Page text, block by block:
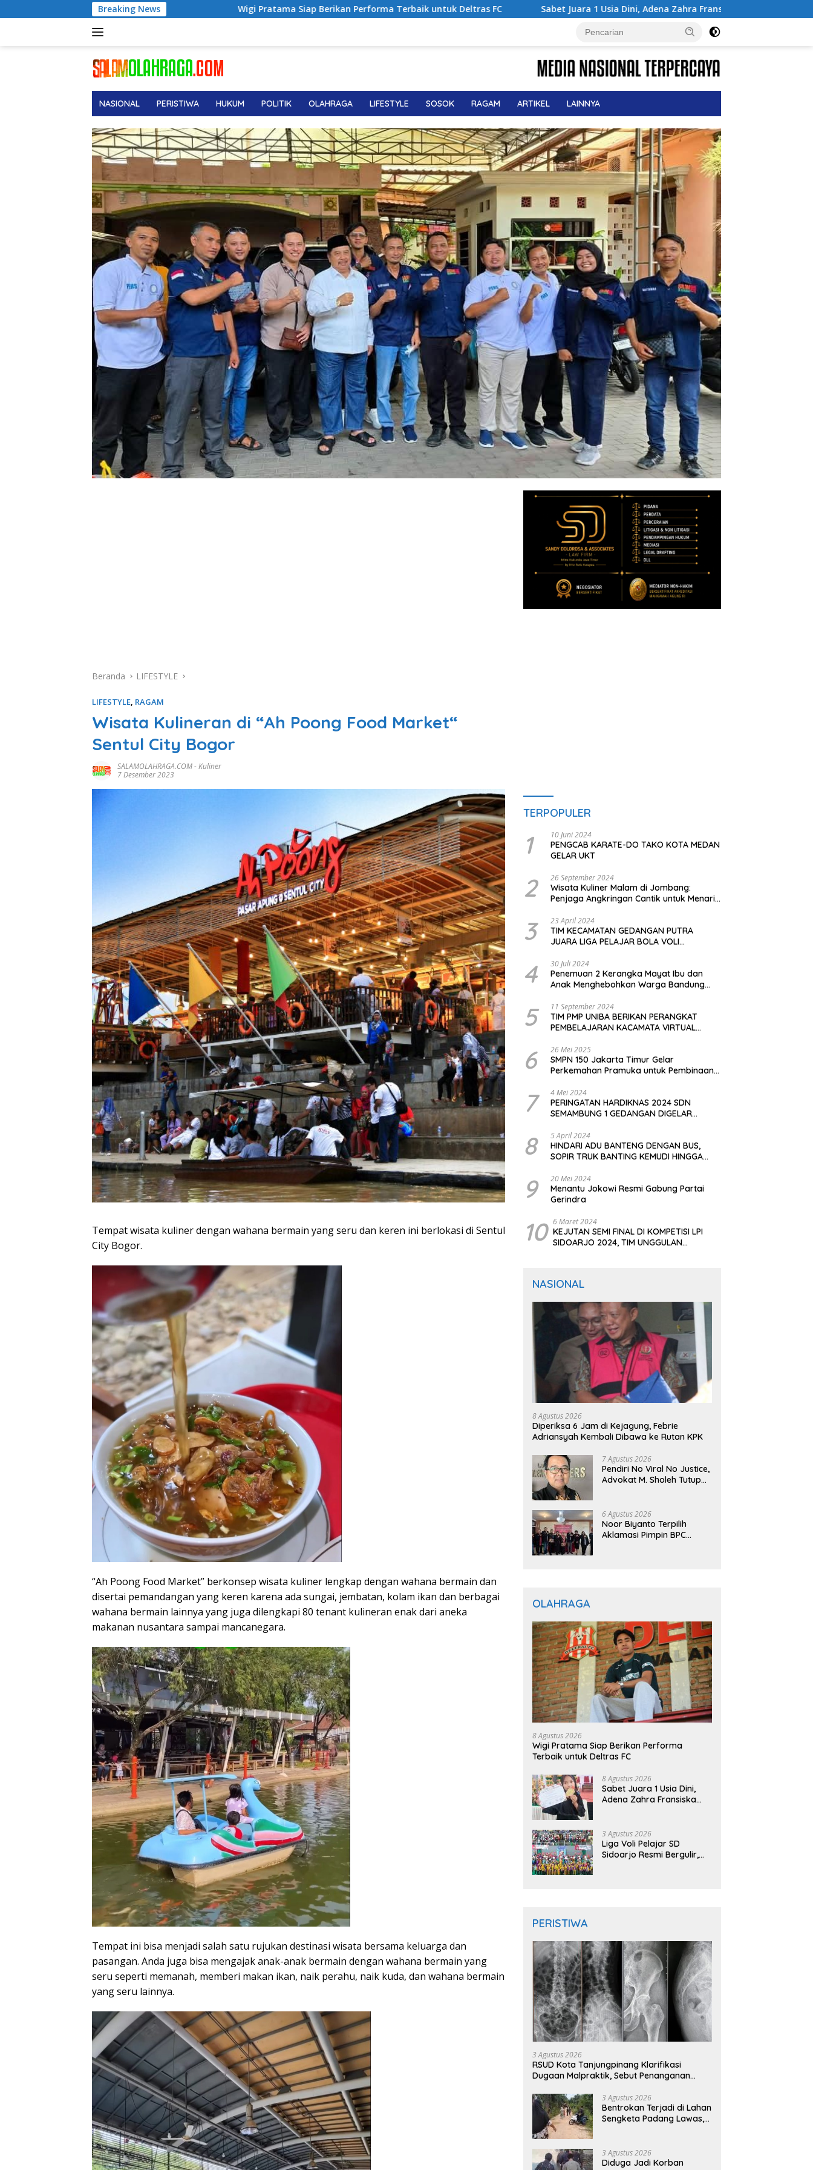
ke
Breaking News
Wigi Pratama Siap Berikan Performa Terbaik untuk Deltras FC Sabet Juara 1 Usia Dini, Adena Zahra Fransiska Sukses di Pencak Silat Jombang Open 2026
NASIONAL PERISTIWA HUKUM POLITIK OLAHRAGA LIFESTYLE SOSOK RAGAM ARTIKEL LAINNYA
Beranda LIFESTYLE
LIFESTYLE, RAGAM
Wisata Kulineran di “Ah Poong Food Market“
Sentul City Bogor
SALAMOLAHRAGA.COM-Kuliner
7 Desember 2023
Tempat wisata kuliner dengan wahana bermain yang seru dan keren ini berlokasi di Sentul
City Bogor.
“Ah Poong Food Market” berkonsep wisata kuliner lengkap dengan wahana bermain dan
disertai pemandangan yang keren karena ada sungai, jembatan, kolam ikan dan berbagai
wahana bermain lainnya yang juga dilengkapi 80 tenant kulineran enak dari aneka
makanan nusantara sampai mancanegara.
Tempat ini bisa menjadi salah satu rujukan destinasi wisata bersama keluarga dan
pasangan. Anda juga bisa mengajak anak-anak bermain dengan wahana bermain yang
seru seperti memanah, memberi makan ikan, naik perahu, naik kuda, dan wahana bermain
yang seru lainnya.
TERPOPULER
1 10 Juni 2024
PENGCAB KARATE-DO TAKO KOTA MEDAN
GELAR UKT
2 26 September 2024
Wisata Kuliner Malam di Jombang:
Penjaga Angkringan Cantik untuk Menarik
3 23 April 2024
TIM KECAMATAN GEDANGAN PUTRA
JUARA LIGA PELAJAR BOLA VOLI
4 30 Juli 2024
Penemuan 2 Kerangka Mayat Ibu dan
Anak Menghebohkan Warga Bandung
5 11 September 2024
TIM PMP UNIBA BERIKAN PERANGKAT
PEMBELAJARAN KACAMATA VIRTUAL
SERANG
6 26 Mei 2025
SMPN 150 Jakarta Timur Gelar
Perkemahan Pramuka untuk Pembinaan
7 4 Mei 2024
PERINGATAN HARDIKNAS 2024 SDN
SEMAMBUNG 1 GEDANGAN DIGELAR
8 5 April 2024
HINDARI ADU BANTENG DENGAN BUS,
SOPIR TRUK BANTING KEMUDI HINGGA
9 20 Mei 2024
Menantu Jokowi Resmi Gabung Partai
Gerindra
10 6 Maret 2024
KEJUTAN SEMI FINAL DI KOMPETISI LPI
SIDOARJO 2024, TIM UNGGULAN
NASIONAL
8 Agustus 2026
Diperiksa 6 Jam di Kejagung, Febrie
Adriansyah Kembali Dibawa ke Rutan KPK
7 Agustus 2026
Pendiri No Viral No Justice,
Advokat M. Sholeh Tutup
6 Agustus 2026
Noor Biyanto Terpilih
Aklamasi Pimpin BPC
OLAHRAGA
8 Agustus 2026
Wigi Pratama Siap Berikan Performa
Terbaik untuk Deltras FC
8 Agustus 2026
Sabet Juara 1 Usia Dini,
Adena Zahra Fransiska
3 Agustus 2026
Liga Voli Pelajar SD
Sidoarjo Resmi Bergulir,
PERISTIWA
3 Agustus 2026
RSUD Kota Tanjungpinang Klarifikasi
Dugaan Malpraktik, Sebut Penanganan
3 Agustus 2026
Bentrokan Terjadi di Lahan
Sengketa Padang Lawas,
Diancam Oknum DPRD
3 Agustus 2026
Diduga Jadi Korban